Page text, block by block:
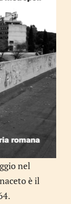
nel
è il